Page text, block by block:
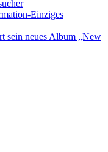
Einziges
sein neues Album „New